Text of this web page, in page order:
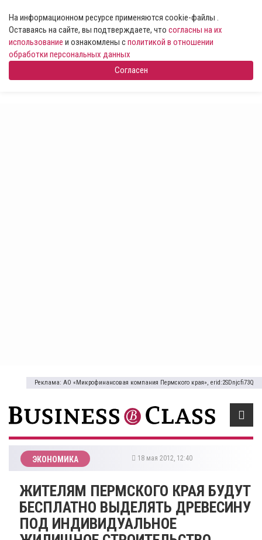
На информационном ресурсе применяются cookie-файлы .
Оставаясь на сайте, вы подтверждаете, что согласны на их
использование и ознакомлены сполитикой в отношении
обработки персональных данных
Согласен
Реклама: АО «Микрофинансовая компания Пермского края», erid:2SDnjcfi73Q
ЭКОНОМИКА 18 мая 2012, 12:40
ЖИТЕЛЯМ ПЕРМСКОГО КРАЯ БУДУТ
БЕСПЛАТНО ВЫДЕЛЯТЬ ДРЕВЕСИНУ
ПОД ИНДИВИДУАЛЬНОЕ